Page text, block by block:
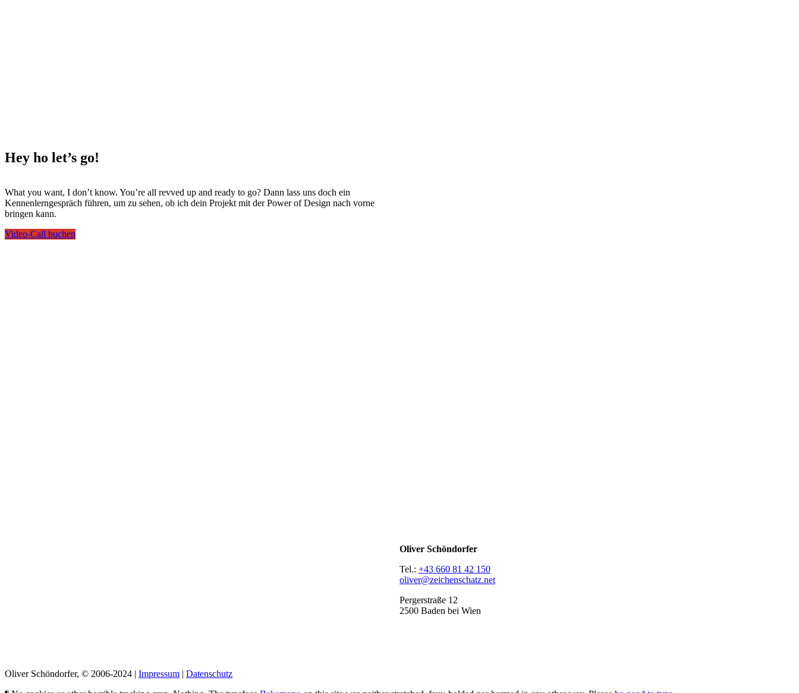
Hey ho let’s go!
What you want, I don’t know. You’re all revved up and ready to go? Dann lass uns doch ein
Kennenlerngespräch führen, um zu sehen, ob ich dein Projekt mit der Power of Design nach vorne
bringen kann.
Video-Call buchen
Oliver Schöndorfer
Tel.: +43 660 81 42 150
oliver@zeichenschatz.net
Pergerstraße 12
2500 Baden bei Wien
Oliver Schöndorfer, © 2006-2024 | Impressum | Datenschutz